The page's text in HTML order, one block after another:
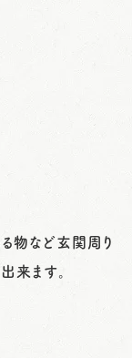
物など玄関周り
来ます。